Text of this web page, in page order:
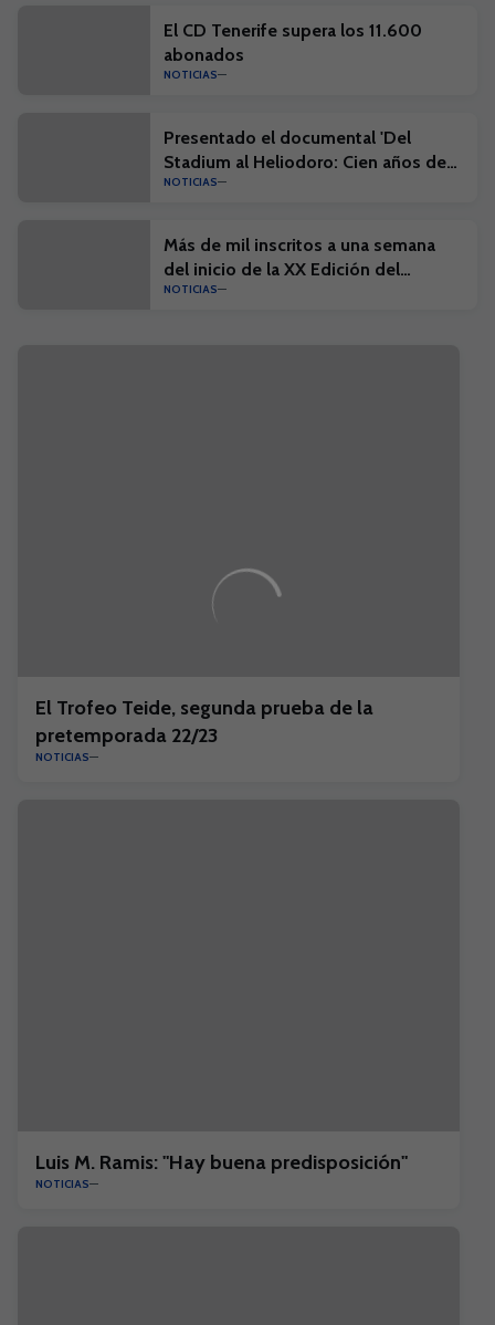
El CD Tenerife supera los 11.600
abonados
NOTICIAS
Presentado el documental 'Del
Stadium al Heliodoro: Cien años de
historia'
NOTICIAS
Más de mil inscritos a una semana
del inicio de la XX Edición del
Campus Suma y el I Campus Suma
NOTICIAS
El Trofeo Teide, segunda prueba de la
pretemporada 22/23
NOTICIAS
Luis M. Ramis: "Hay buena predisposición"
NOTICIAS